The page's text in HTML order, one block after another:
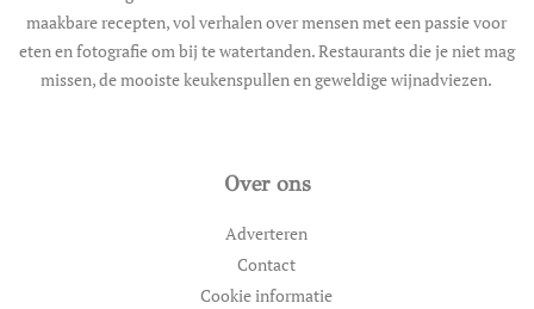
maakbare recepten, vol verhalen over mensen met een passie voor
eten en fotografie om bij te watertanden. Restaurants die je niet mag
missen, de mooiste keukenspullen en geweldige wijnadviezen.
Over ons
Adverteren
Contact
Cookie informatie